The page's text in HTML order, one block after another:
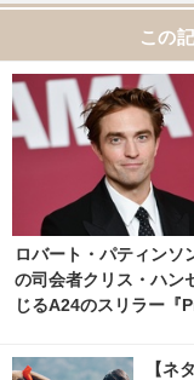
この
ロバート・パティンソ
の司会者クリス・ハン
じるA24のスリラー『
写真・画像 |
【ネ